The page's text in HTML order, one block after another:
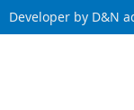
Developer by D&N